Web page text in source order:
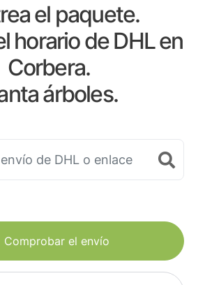
el paquete.
horario de DHL en
Corbera.
árboles.
Comprobar el envío